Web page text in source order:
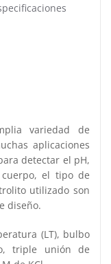
variedad de
aplicaciones
detectar el pH,
el tipo de
utilizado son
diseño.
(LT), bulbo
triple unión de